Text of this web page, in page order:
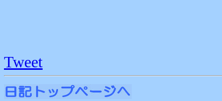
Tweet